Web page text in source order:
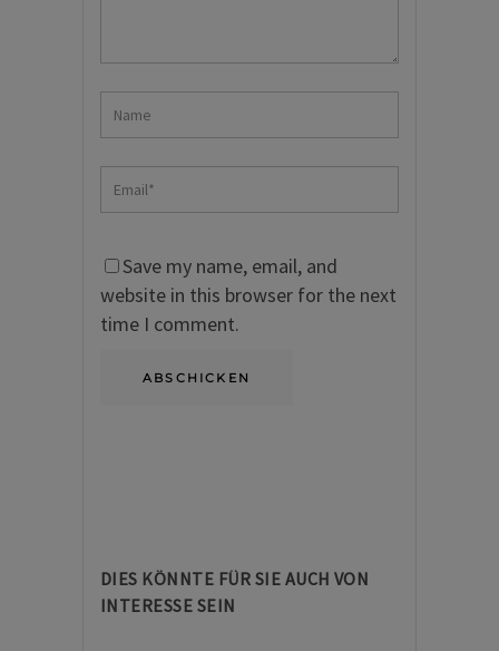
Save my name, email, and
website in this browser for the next
time I comment.
DIES KÖNNTE FÜR SIE AUCH VON
INTERESSE SEIN